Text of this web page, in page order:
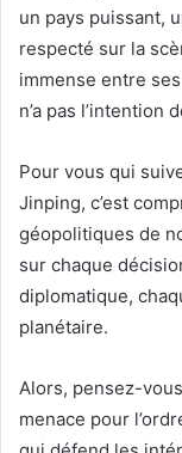
un pays puissant,
respecté sur la
immense entre
n’a pas l’intention
Pour vous qui
Jinping, c’est
géopolitiques de
sur chaque
diplomatique,
planétaire.
Alors, pensez-
menace pour